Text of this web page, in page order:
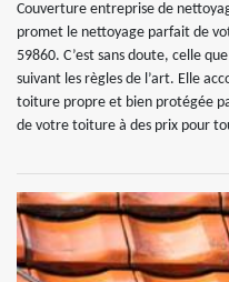
Couverture entreprise de
promet le nettoyage parfait de
59860. C’est sans doute, celle
suivant les règles de l’art. Elle
toiture propre et bien protégée
de votre toiture à des prix pour